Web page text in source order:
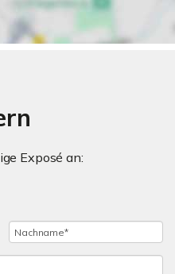
Exposé an: